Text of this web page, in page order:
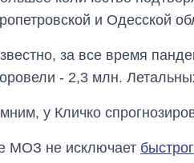
и Одесской
за все время
- 2,3 млн.
у Кличко
МОЗ не исключает